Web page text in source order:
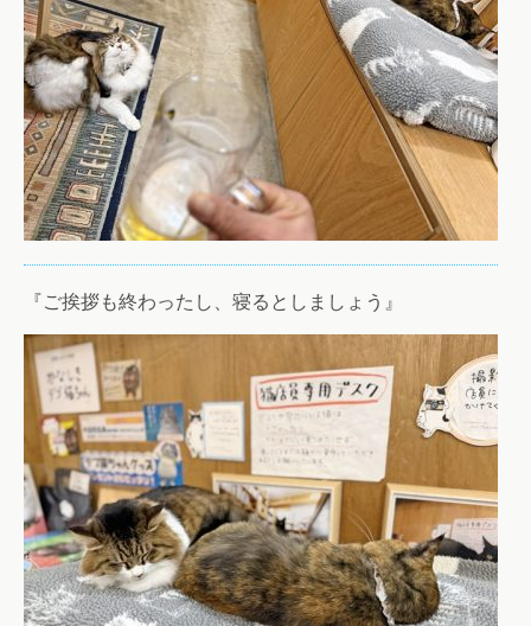
『ご挨拶も終わったし、寝るとしましょう』